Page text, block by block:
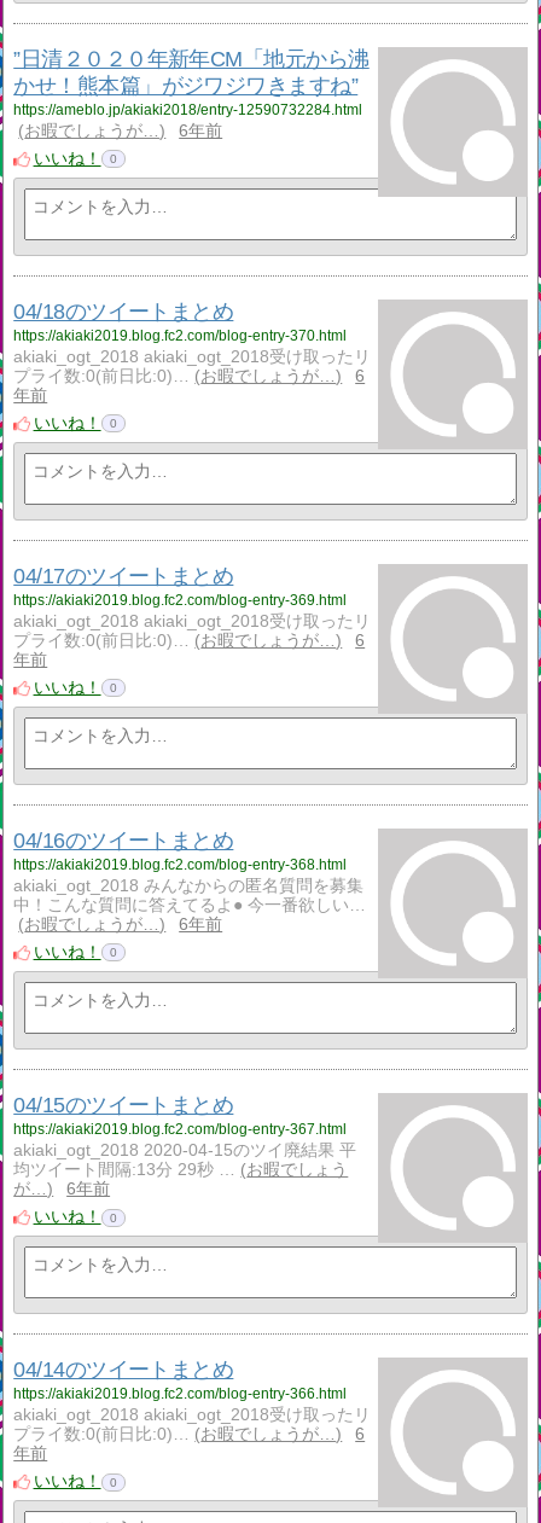
”日清２０２０年新年CM「地元から沸
かせ！熊本篇」がジワジワきますね”
https://ameblo.jp/akiaki2018/entry-12590732284.html
お暇でしょうが…
6年前
いいね！
0
04/18のツイートまとめ
https://akiaki2019.blog.fc2.com/blog-entry-370.html
akiaki_ogt_2018 akiaki_ogt_2018受け取ったリ
プライ数:0(前日比:0)…
お暇でしょうが…
6
年前
いいね！
0
04/17のツイートまとめ
https://akiaki2019.blog.fc2.com/blog-entry-369.html
akiaki_ogt_2018 akiaki_ogt_2018受け取ったリ
プライ数:0(前日比:0)…
お暇でしょうが…
6
年前
いいね！
0
04/16のツイートまとめ
https://akiaki2019.blog.fc2.com/blog-entry-368.html
akiaki_ogt_2018 みんなからの匿名質問を募集
中！こんな質問に答えてるよ● 今一番欲しい…
お暇でしょうが…
6年前
いいね！
0
04/15のツイートまとめ
https://akiaki2019.blog.fc2.com/blog-entry-367.html
akiaki_ogt_2018 2020-04-15のツイ廃結果 平
均ツイート間隔:13分 29秒 …
お暇でしょう
が…
6年前
いいね！
0
04/14のツイートまとめ
https://akiaki2019.blog.fc2.com/blog-entry-366.html
akiaki_ogt_2018 akiaki_ogt_2018受け取ったリ
プライ数:0(前日比:0)…
お暇でしょうが…
6
年前
いいね！
0